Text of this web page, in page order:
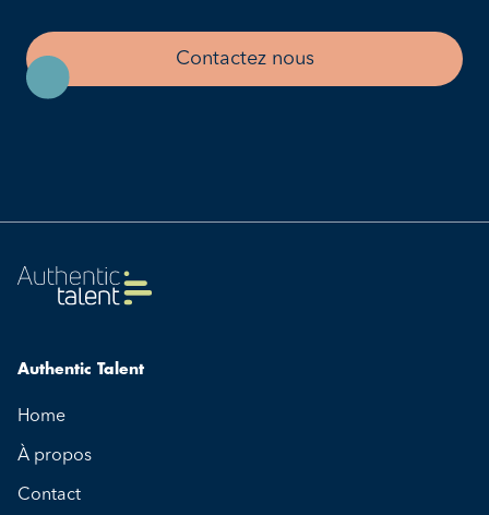
Contactez nous
Authentic Talent
Home
À propos
Contact